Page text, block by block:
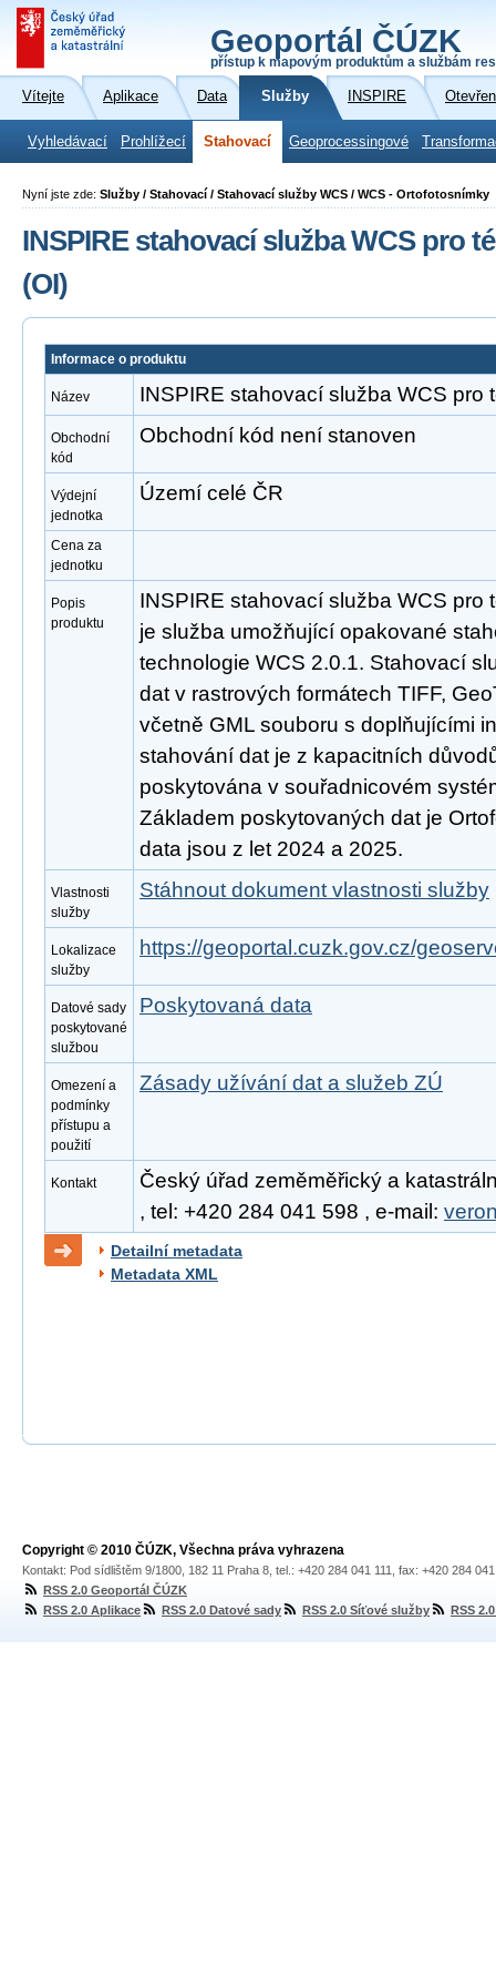
Geoportál ČÚZK
přístup k mapovým produktům a službám
Vítejte Aplikace Data Služby INSPIRE
Vyhledávací Prohlížecí Stahovací Geoprocessingové
Nyní jste zde: Služby / Stahovací / Stahovací služby WCS / WCS - Ortofotosnímky
INSPIRE stahovací služba WCS pro
(OI)
Informace o produktu
Název INSPIRE stahovací služba WCS pro
Obchodní
kód
Obchodní kód není stanoven
Výdejní
jednotka
Území celé ČR
Cena za
jednotku
Popis
produktu
INSPIRE stahovací služba WCS pro
je služba umožňující opakované
technologie WCS 2.0.1. Stahovací
dat v rastrových formátech TIFF,
včetně GML souboru s doplňujícími
stahování dat je z kapacitních
poskytována v souřadnicovém
Základem poskytovaných dat je
data jsou z let 2024 a 2025.
Vlastnosti
služby
Stáhnout dokument vlastnosti služby
Lokalizace
služby
https://geoportal.cuzk.gov.cz/
Datové sady
poskytované
službou
Poskytovaná data
Omezení a
podmínky
přístupu a
použití
Zásady užívání dat a služeb ZÚ
Kontakt
Český úřad zeměměřický a
, tel: +420 284 041 598 , e-mail:
Detailní metadata
Metadata XML
Copyright © 2010 ČÚZK, Všechna práva vyhrazena
Kontakt: Pod sídlištěm 9/1800, 182 11 Praha 8, tel.: +420 284 041 111, fax: +420 284
RSS 2.0 Geoportál ČÚZK
RSS 2.0 Aplikace
RSS 2.0 Datové sady RSS 2.0 Síťové služby RSS